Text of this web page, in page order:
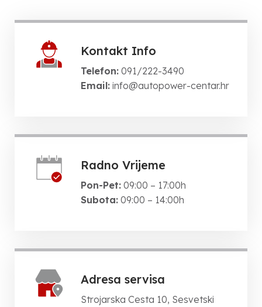
Kontakt Info
Telefon: 091/222-3490
Email: info@autopower-centar.hr
Radno Vrijeme
Pon-Pet: 09:00 – 17:00h
Subota: 09:00 – 14:00h
Adresa servisa
Strojarska Cesta 10, Sesvetski